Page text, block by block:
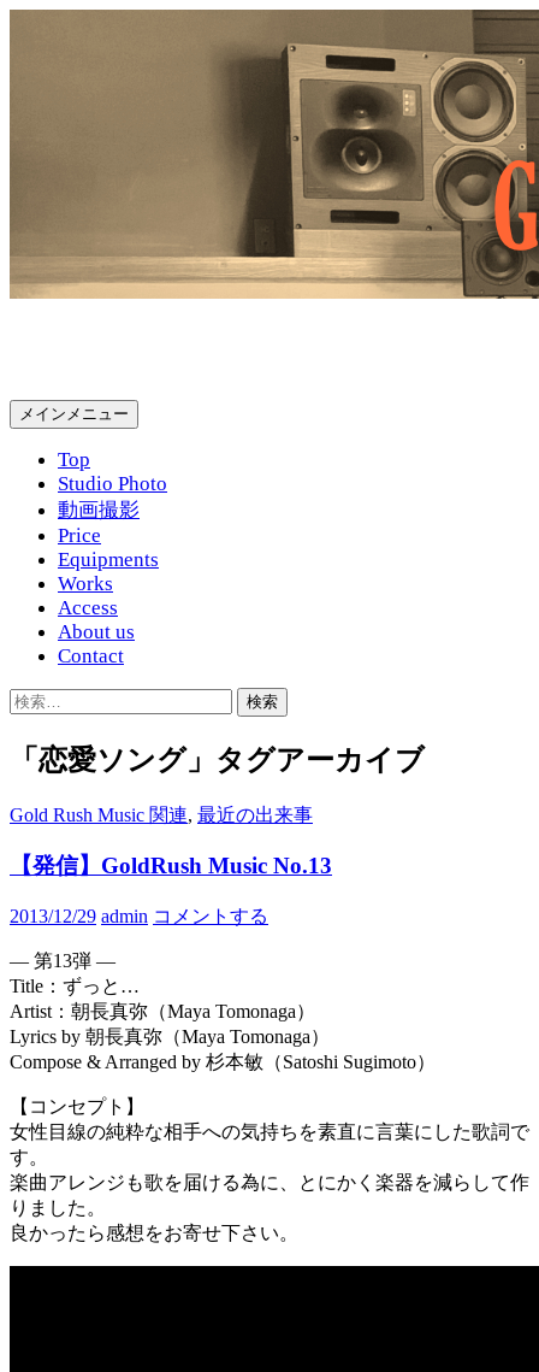
検
索
メインメニュー
Top
Studio Photo
動画撮影
Price
Equipments
Works
Access
About us
Contact
検
「恋愛ソング」タグアーカイブ
Gold Rush Music 関連, 最近の出来事
【発信】GoldRush Music No.13
2013/12/29 admin コメントする
— 第13弾 —
Title：ずっと…
Artist：朝長真弥（Maya Tomonaga）
Lyrics by 朝長真弥（Maya Tomonaga）
Compose & Arranged by 杉本敏（Satoshi Sugimoto）
【コンセプト】
女性目線の純粋な相手への気持ちを素直に言葉にした歌詞で
す。
楽曲アレンジも歌を届ける為に、とにかく楽器を減らして作
りました。
良かったら感想をお寄せ下さい。